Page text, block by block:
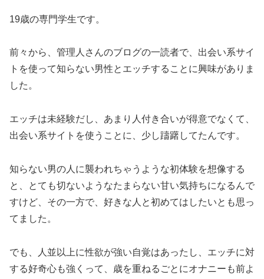
19歳の専門学生です。
前々から、管理人さんのブログの一読者で、出会い系サイ
トを使って知らない男性とエッチすることに興味がありま
した。
エッチは未経験だし、あまり人付き合いが得意でなくて、
出会い系サイトを使うことに、少し躊躇してたんです。
知らない男の人に襲われちゃうような初体験を想像する
と、とても切ないようなたまらない甘い気持ちになるんで
すけど、その一方で、好きな人と初めてはしたいとも思っ
てました。
でも、人並以上に性欲が強い自覚はあったし、エッチに対
する好奇心も強くって、歳を重ねるごとにオナニーも前よ